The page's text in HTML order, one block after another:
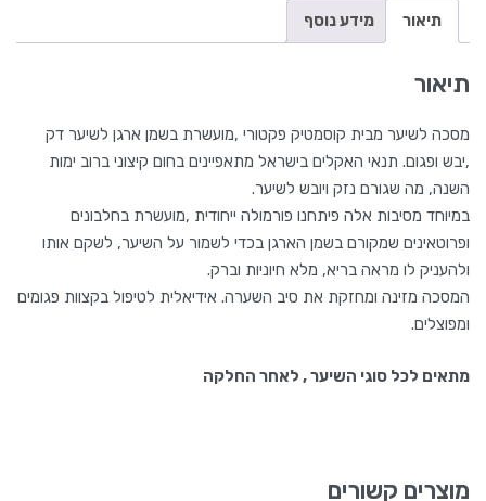
תיאור מידע נוסף
תיאור
מסכה לשיער מבית קוסמטיק פקטורי ,מועשרת בשמן ארגן לשיער דק
,יבש ופגום. תנאי האקלים בישראל מתאפיינים בחום קיצוני ברוב ימות
השנה, מה שגורם נזק ויובש לשיער.
במיוחד מסיבות אלה פיתחנו פורמולה ייחודית ,מועשרת בחלבונים
ופרוטאינים שמקורם בשמן הארגן בכדי לשמור על השיער, לשקם אותו
ולהעניק לו מראה בריא, מלא חיוניות וברק.
המסכה מזינה ומחזקת את סיב השערה. אידיאלית לטיפול בקצוות פגומים
ומפוצלים.
מתאים לכל סוגי השיער , לאחר החלקה
מוצרים קשורים